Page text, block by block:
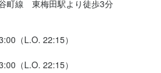
町線　東梅田駅より徒歩3分
（L.O. 22:15）
（L.O. 22:15）